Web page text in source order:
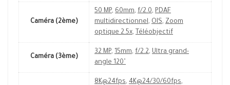
Caméra (2ème)
50 MP, 60mm, f/2.0, PDAF
multidirectionnel, OIS, Zoom
optique 2.5x, Téléobjectif
Caméra (3ème)
32 MP, 15mm, f/2.2, Ultra grand-
angle 120˚
8K@24fps, 4K@24/30/60fps,